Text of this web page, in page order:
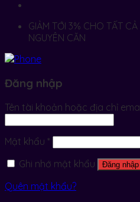
GIẢM TỚI 3% CHO TẤT
NGUYÊN CĂN
Đăng nhập
Tên tài khoản hoặc địa chỉ
Mật khẩu *
Ghi nhớ mật khẩu
Đăng nhập
Quên mật khẩu?